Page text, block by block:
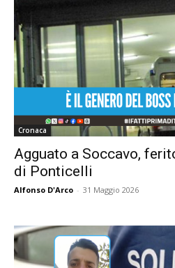
Cronaca
Agguato a Soccavo,
di Ponticelli
Alfonso D'Arco - 31 Maggio 2026